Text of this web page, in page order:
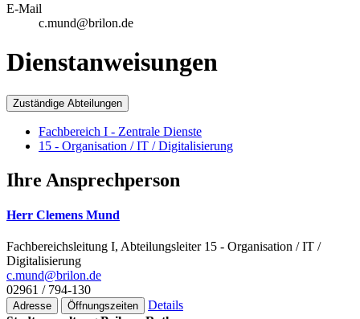
E-Mail
c.mund@brilon.de
Dienstanweisungen
Zuständige Abteilungen
Fachbereich I - Zentrale Dienste
15 - Organisation / IT / Digitalisierung
Ihre Ansprechperson
Herr Clemens Mund
Fachbereichsleitung I, Abteilungsleiter 15 - Organisation / IT /
Digitalisierung
c.mund@­brilon.de
02961 / 794-130
Adresse Öffnungszeiten
Details